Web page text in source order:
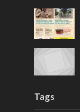
Tags